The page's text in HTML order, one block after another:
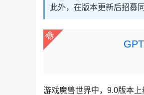
此外，在版本更新后招募
游戏魔兽世界中，9.0版本